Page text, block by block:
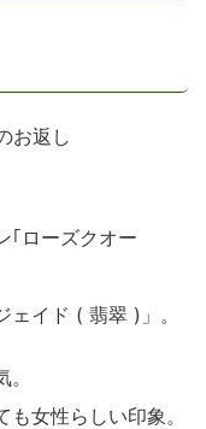
｢ローズクオー
イド ( 翡翠 )」。
女性らしい印象。